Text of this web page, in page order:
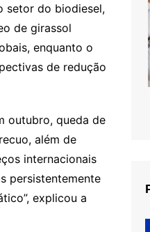
setor do biodiesel,
de girassol
enquanto o
de redução
outubro, queda de
além de
internacionais
persistentemente
explicou a